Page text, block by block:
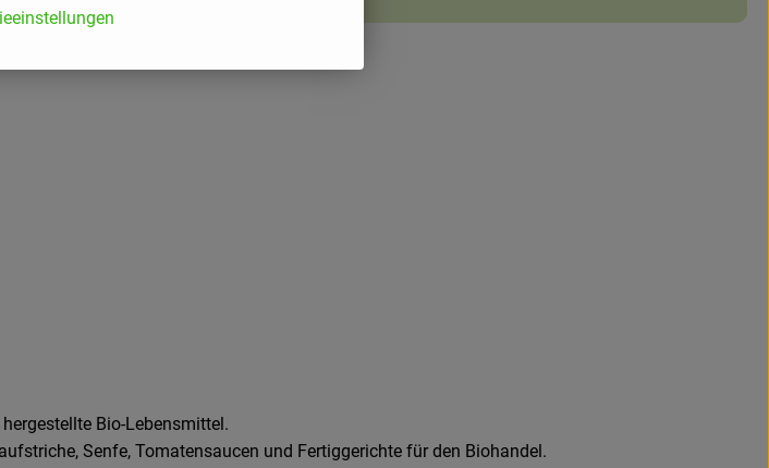
Bio-Lebensmittel.
Senfe, Tomatensaucen und Fertiggerichte für den Biohandel.